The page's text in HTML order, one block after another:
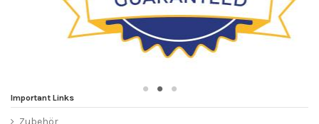
Important Links
Zubehör